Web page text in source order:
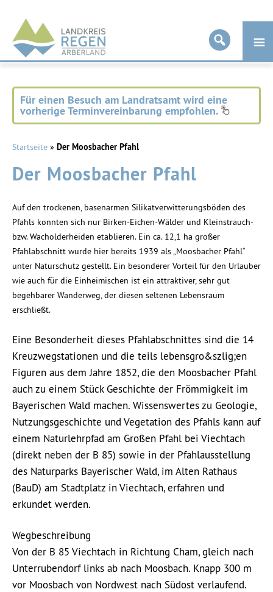
Landkreis
Regen
Für einen Besuch am Landratsamt wird eine
vorherige Terminvereinbarung empfohlen.
Startseite » Der Moosbacher Pfahl
Der Moosbacher Pfahl
Auf den trockenen, basenarmen Silikatverwitterungsböden des
Pfahls konnten sich nur Birken-Eichen-Wälder und Kleinstrauch-
bzw. Wacholderheiden etablieren. Ein ca. 12,1 ha großer
Pfahlabschnitt wurde hier bereits 1939 als „Moosbacher Pfahl“
unter Naturschutz gestellt. Ein besonderer Vorteil für den Urlauber
wie auch für die Einheimischen ist ein attraktiver, sehr gut
begehbarer Wanderweg, der diesen seltenen Lebensraum
erschließt.
Eine Besonderheit dieses Pfahlabschnittes sind die 14
Kreuzwegstationen und die teils lebensgro&szlig;en
Figuren aus dem Jahre 1852, die den Moosbacher Pfahl
auch zu einem Stück Geschichte der Frömmigkeit im
Bayerischen Wald machen. Wissenswertes zu Geologie,
Nutzungsgeschichte und Vegetation des Pfahls kann auf
einem Naturlehrpfad am Großen Pfahl bei Viechtach
(direkt neben der B 85) sowie in der Pfahlausstellung
des Naturparks Bayerischer Wald, im Alten Rathaus
(BauD) am Stadtplatz in Viechtach, erfahren und
erkundet werden.
Wegbeschreibung
Von der B 85 Viechtach in Richtung Cham, gleich nach
Unterrubendorf links ab nach Moosbach. Knapp 300 m
vor Moosbach von Nordwest nach Südost verlaufend.